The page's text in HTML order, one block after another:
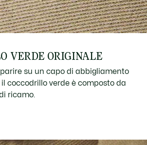
VERDE ORIGINALE
su un capo di abbigliamento
il coccodrillo verde è composto da
ricamo.